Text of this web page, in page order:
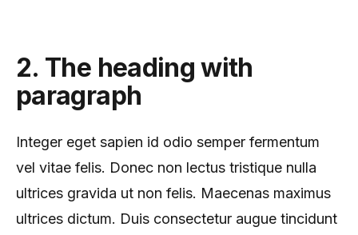
2. The heading with
paragraph
Integer eget sapien id odio semper fermentum
vel vitae felis. Donec non lectus tristique nulla
ultrices gravida ut non felis. Maecenas maximus
ultrices dictum. Duis consectetur augue tincidunt